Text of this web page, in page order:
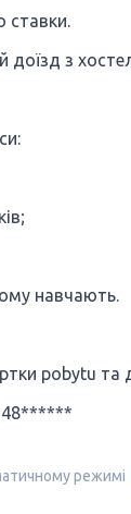
ставки.
доїзд з
навчають.
pobytu та
режимі